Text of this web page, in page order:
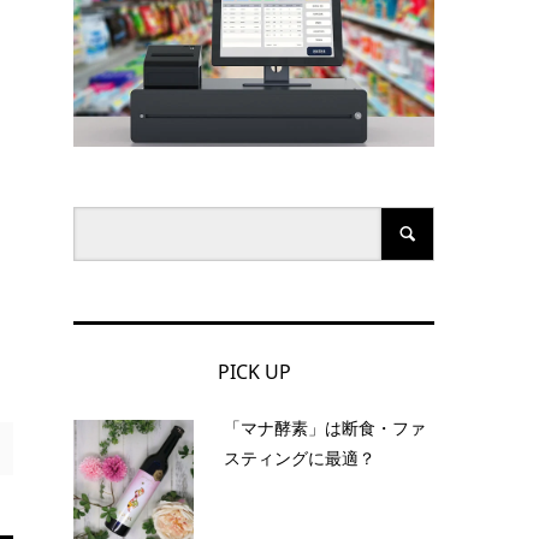
PICK UP
「マナ酵素」は断食・ファ
スティングに最適？